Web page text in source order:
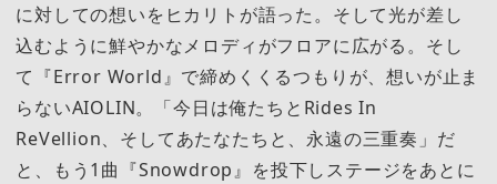
に対しての想いをヒカリトが語った。そして光が差し
込むように鮮やかなメロディがフロアに広がる。そし
て『Error World』で締めくくるつもりが、想いが止ま
らないAIOLIN。「今日は俺たちとRides In
ReVellion、そしてあたなたちと、永遠の三重奏」だ
と、もう1曲『Snowdrop』を投下しステージをあとに